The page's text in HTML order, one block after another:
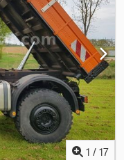
1 / 17